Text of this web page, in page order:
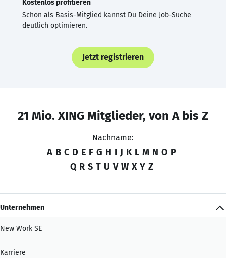
Kostenlos profitieren
Schon als Basis-Mitglied kannst Du Deine Job-Suche
deutlich optimieren.
Jetzt registrieren
21 Mio. XING Mitglieder, von A bis Z
Nachname:
A B C D E F G H I J K L M N O P
Q R S T U V W X Y Z
Unternehmen
New Work SE
Karriere